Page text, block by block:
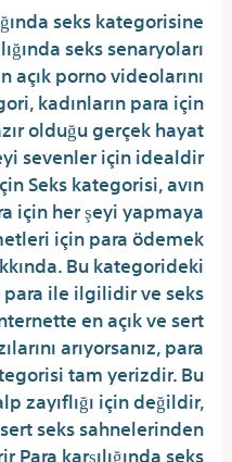
seks kategorisine
seks senaryoları
açık porno videolarını
kadınların para için
olduğu gerçek hayat
sevenler için idealdir
Seks kategorisi, avın
için her şeyi yapmaya
için para ödemek
Bu kategorideki
ile ilgilidir ve seks
en açık ve sert
arıyorsanız, para
tam yerizdir. Bu
zayıflığı için değildir,
seks sahnelerinden
Para karşılığında seks